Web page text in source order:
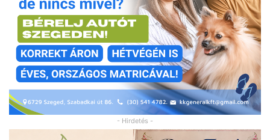
- Hirdetés -